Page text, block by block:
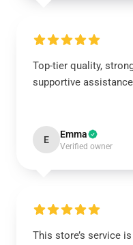
Top-tier quality,
supportive
E Emma
Verified owner
This store’s service